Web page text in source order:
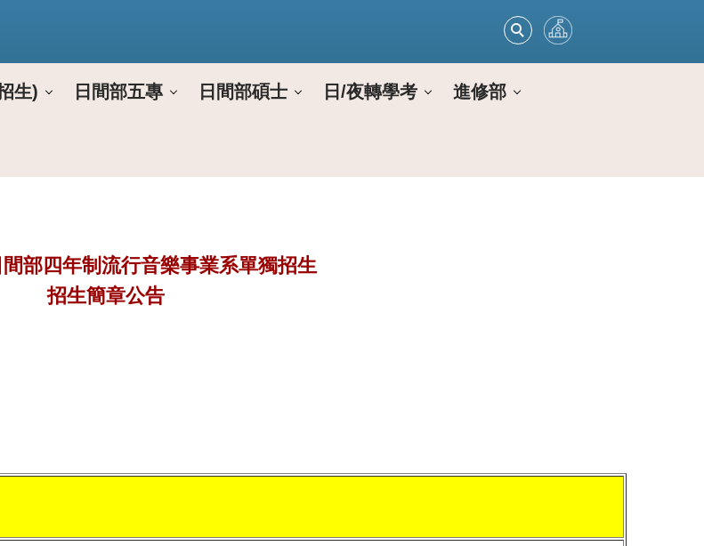
生) 日間部五專 日間部碩士 日/夜轉學考 進修部
間部四年制流行音樂事業系單獨招生
招生簡章公告